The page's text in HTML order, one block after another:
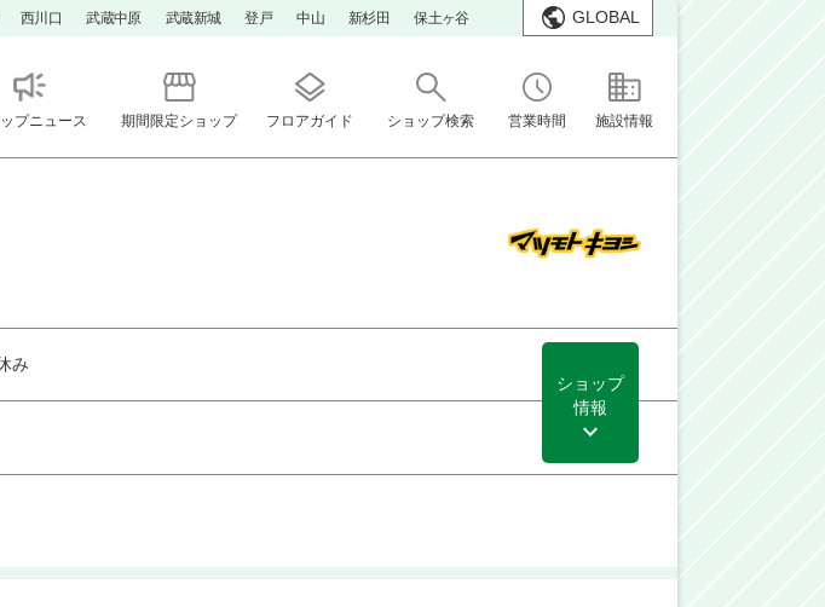
西川口 武蔵中原 武蔵新城 登戸 中山 新杉田 保土ヶ谷 GLOBAL
プニュース 期間限定ショップ フロアガイド ショップ検索 営業時間 施設情報
み
ショップ
情報